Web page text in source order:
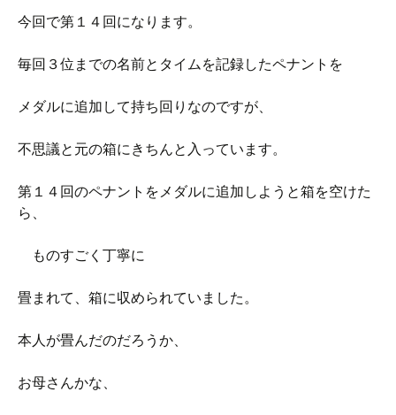
今回で第１４回になります。
毎回３位までの名前とタイムを記録したペナントを
メダルに追加して持ち回りなのですが、
不思議と元の箱にきちんと入っています。
第１４回のペナントをメダルに追加しようと箱を空けた
ら、
ものすごく丁寧に
畳まれて、箱に収められていました。
本人が畳んだのだろうか、
お母さんかな、